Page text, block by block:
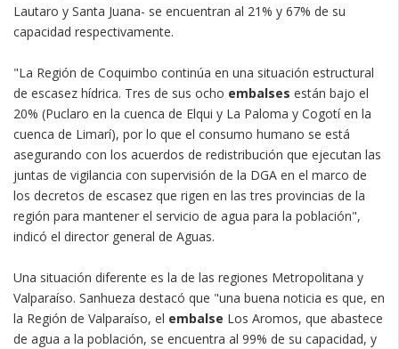
Lautaro y Santa Juana- se encuentran al 21% y 67% de su
capacidad respectivamente.
"La Región de Coquimbo continúa en una situación estructural
de escasez hídrica. Tres de sus ocho embalses están bajo el
20% (Puclaro en la cuenca de Elqui y La Paloma y Cogotí en la
cuenca de Limarí), por lo que el consumo humano se está
asegurando con los acuerdos de redistribución que ejecutan las
juntas de vigilancia con supervisión de la DGA en el marco de
los decretos de escasez que rigen en las tres provincias de la
región para mantener el servicio de agua para la población",
indicó el director general de Aguas.
Una situación diferente es la de las regiones Metropolitana y
Valparaíso. Sanhueza destacó que "una buena noticia es que, en
la Región de Valparaíso, el embalse Los Aromos, que abastece
de agua a la población, se encuentra al 99% de su capacidad, y